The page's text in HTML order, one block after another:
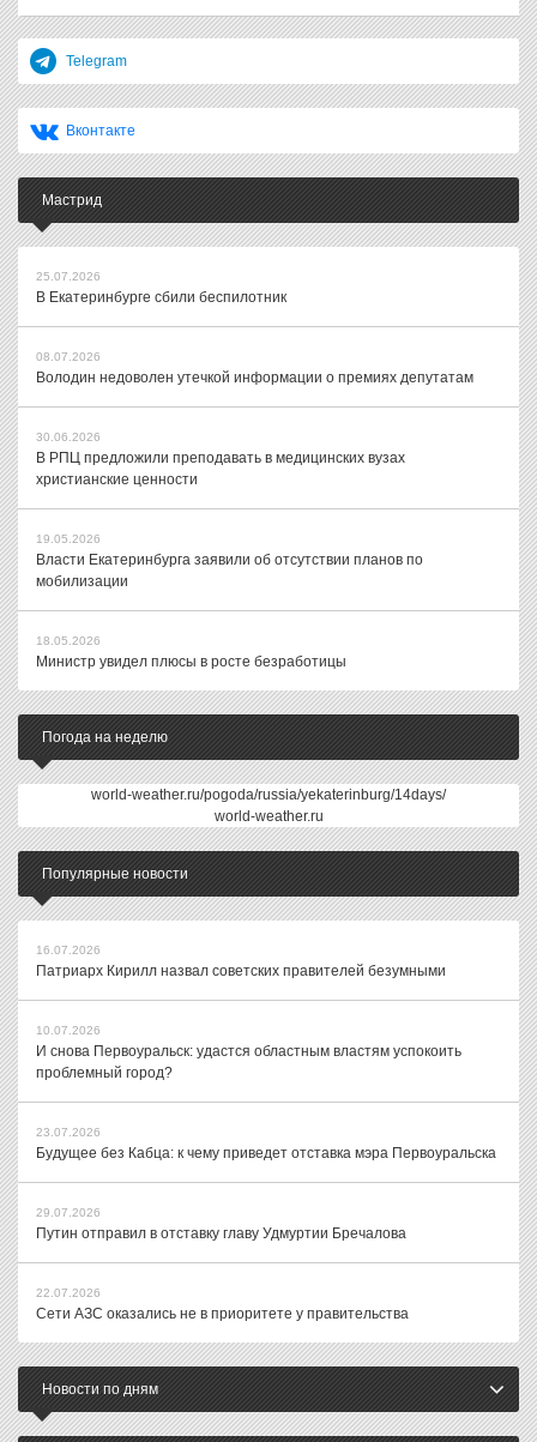
Telegram
Вконтакте
Мастрид
25.07.2026
В Екатеринбурге сбили беспилотник
08.07.2026
Володин недоволен утечкой информации о премиях депутатам
30.06.2026
В РПЦ предложили преподавать в медицинских вузах
христианские ценности
19.05.2026
Власти Екатеринбурга заявили об отсутствии планов по
мобилизации
18.05.2026
Министр увидел плюсы в росте безработицы
Погода на неделю
world-weather.ru/pogoda/russia/yekaterinburg/14days/
world-weather.ru
Популярные новости
16.07.2026
Патриарх Кирилл назвал советских правителей безумными
10.07.2026
И снова Первоуральск: удастся областным властям успокоить
проблемный город?
23.07.2026
Будущее без Кабца: к чему приведет отставка мэра Первоуральска
29.07.2026
Путин отправил в отставку главу Удмуртии Бречалова
22.07.2026
Сети АЗС оказались не в приоритете у правительства
Новости по дням